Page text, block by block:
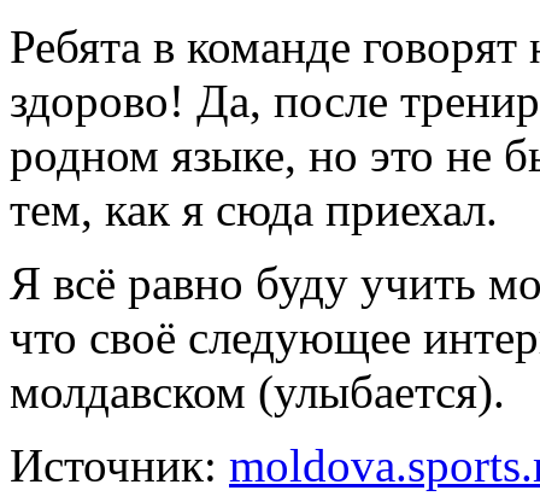
Ребята в команде
здорово! Да, после
родном языке, но это не
тем, как я сюда приехал.
Я всё равно буду учить
что своё следующее
молдавском (улыбается).
Источник: